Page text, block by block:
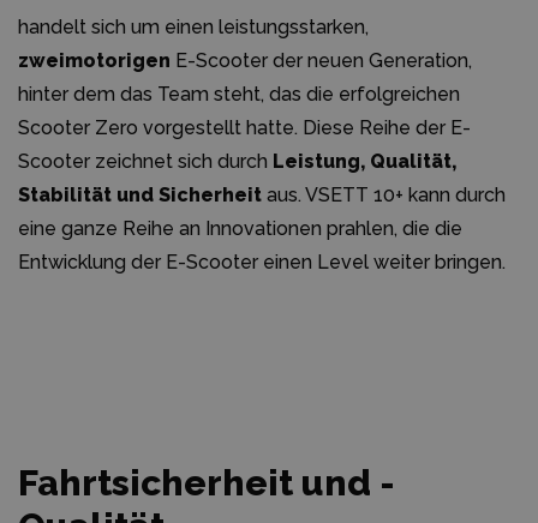
handelt sich um einen leistungsstarken,
zweimotorigen E-Scooter der neuen Generation,
hinter dem das Team steht, das die erfolgreichen
Scooter Zero vorgestellt hatte. Diese Reihe der E-
Scooter zeichnet sich durch Leistung, Qualität,
Stabilität und Sicherheit aus. VSETT 10+ kann durch
eine ganze Reihe an Innovationen prahlen, die die
Entwicklung der E-Scooter einen Level weiter bringen.
Fahrtsicherheit und -